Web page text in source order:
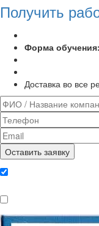
Получить
Форма обучения:
Доставка во все